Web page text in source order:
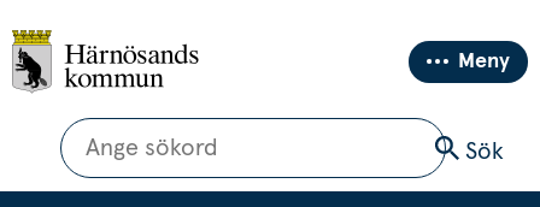
Meny
Sök
Sök